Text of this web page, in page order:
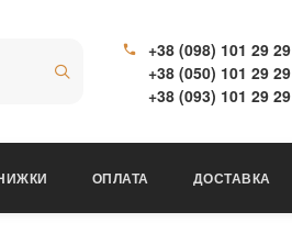
+38 (098) 101 29 29
+38 (050) 101 29 29
+38 (093) 101 29 29
ОПЛАТА ДОСТАВКА